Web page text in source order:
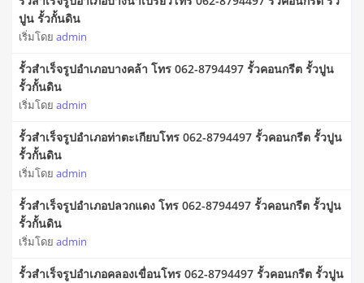
ปูน รั้วกั้นดิน
เริ่มโดย admin
รั้วสําเร็จรูปอำเภอบางคล้า โทร 062-8794497 รั้วคอนกรีต รั้วปูน
รั้วกั้นดิน
เริ่มโดย admin
รั้วสําเร็จรูปอำเภอท่าตะเกียบโทร 062-8794497 รั้วคอนกรีต รั้วปูน
รั้วกั้นดิน
เริ่มโดย admin
รั้วสําเร็จรูปอำเภอปลวกแดง โทร 062-8794497 รั้วคอนกรีต รั้วปูน
รั้วกั้นดิน
เริ่มโดย admin
รั้วสำเร็จรูปอำเภอคลองเขื่อนโทร 062-8794497 รั้วคอนกรีต รั้วปูน